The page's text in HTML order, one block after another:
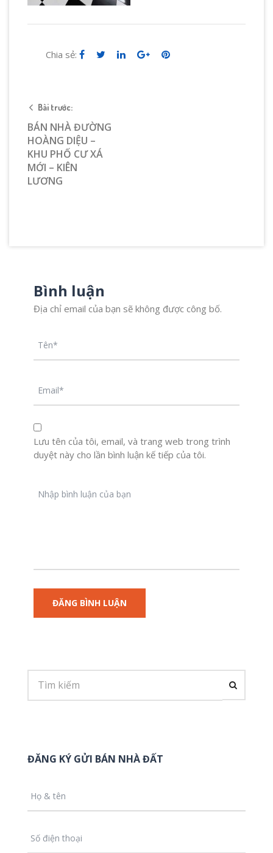
Chia sẻ:
Bài trước:
BÁN NHÀ ĐƯỜNG
HOÀNG DIỆU –
KHU PHỐ CƯ XÁ
MỚI – KIÊN
LƯƠNG
Bình luận
Địa chỉ email của bạn sẽ không được công bố.
Lưu tên của tôi, email, và trang web trong trình
duyệt này cho lần bình luận kế tiếp của tôi.
ĐĂNG KÝ GỬI BÁN NHÀ ĐẤT